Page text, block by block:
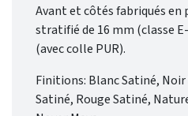
Avant et côtés fabriqués en
stratifié de 16 mm (classe
(avec colle PUR).
Finitions: Blanc Satiné,
Satiné, Rouge Satiné,